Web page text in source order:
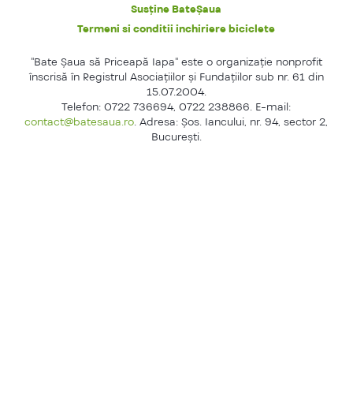
Susține BateȘaua
Termeni si conditii inchiriere biciclete
"Bate Şaua să Priceapă Iapa" este o organizaţie nonprofit
înscrisă în Registrul Asociaţiilor şi Fundaţiilor sub nr. 61 din
15.07.2004.
Telefon: 0722 736694, 0722 238866. E-mail:
contact@batesaua.ro . Adresa: Şos. Iancului, nr. 94, sector 2,
Bucureşti.